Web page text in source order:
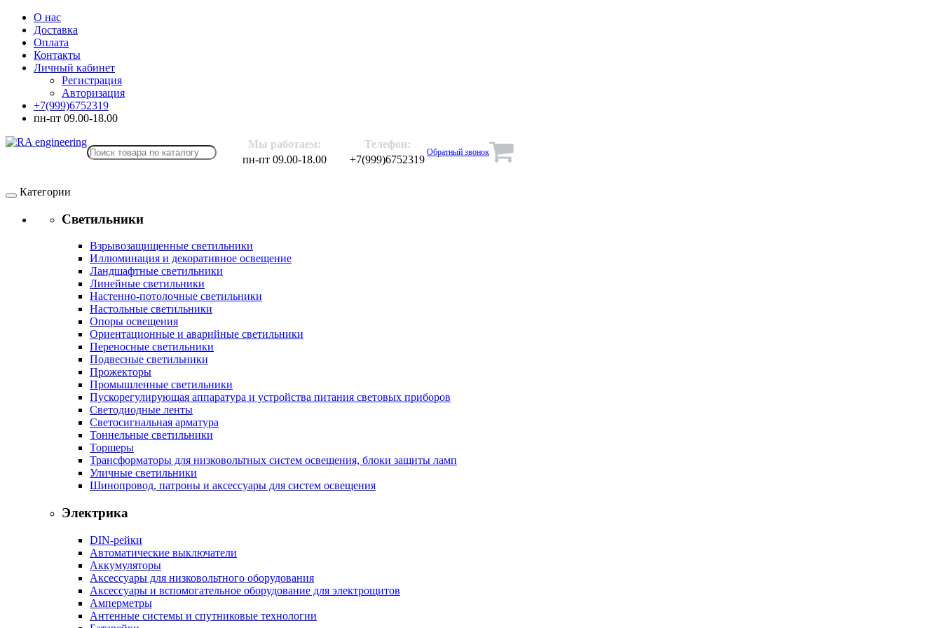
О нас
Доставка
Оплата
Контакты
Личный кабинет
Регистрация
Авторизация
+7(999)6752319
пн-пт 09.00-18.00
Мы работаем:
Телефон:
пн-пт 09.00-18.00
+7(999)6752319
Обратный звонок
Категории
Светильники
Взрывозащищенные светильники
Иллюминация и декоративное освещение
Ландшафтные светильники
Линейные светильники
Настенно-потолочные светильники
Настольные светильники
Опоры освещения
Ориентационные и аварийные светильники
Переносные светильники
Подвесные светильники
Прожекторы
Промышленные светильники
Пускорегулирующая аппаратура и устройства питания световых приборов
Светодиодные ленты
Светосигнальная арматура
Тоннельные светильники
Торшеры
Трансформаторы для низковольтных систем освещения, блоки защиты ламп
Уличные светильники
Шинопровод, патроны и аксессуары для систем освещения
Электрика
DIN-рейки
Автоматические выключатели
Аккумуляторы
Аксессуары для низковольтного оборудования
Аксессуары и вспомогательное оборудование для электрощитов
Амперметры
Антенные системы и спутниковые технологии